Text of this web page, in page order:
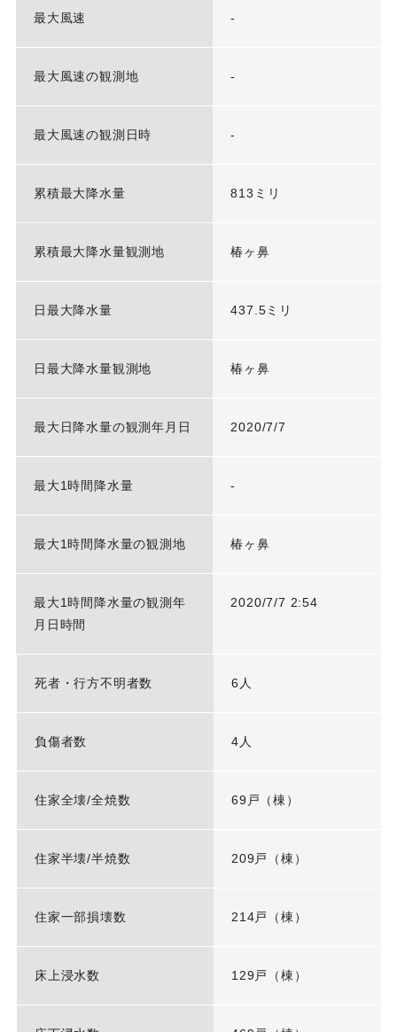
最大風速 -
最大風速の観測地 -
最大風速の観測日時 -
累積最大降水量 813ミリ
累積最大降水量観測地 椿ヶ鼻
日最大降水量 437.5ミリ
日最大降水量観測地 椿ヶ鼻
最大日降水量の観測年月日 2020/7/7
最大1時間降水量 -
最大1時間降水量の観測地 椿ヶ鼻
最大1時間降水量の観測年
月日時間
2020/7/7 2:54
死者・行方不明者数 6人
負傷者数 4人
住家全壊/全焼数 69戸（棟）
住家半壊/半焼数 209戸（棟）
住家一部損壊数 214戸（棟）
床上浸水数 129戸（棟）